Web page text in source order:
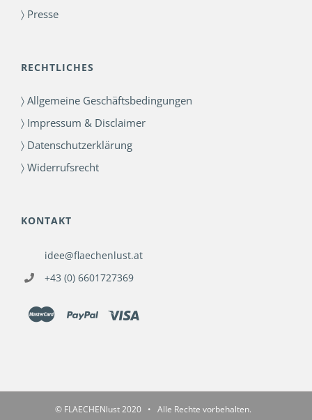
〉 Presse
RECHTLICHES
〉 Allgemeine Geschäftsbedingungen
〉 Impressum & Disclaimer
〉 Datenschutzerklärung
〉 Widerrufsrecht
KONTAKT
idee@flaechenlust.at
+43 (0) 6601727369
© FLAECHENlust 2020 • Alle Rechte vorbehalten.